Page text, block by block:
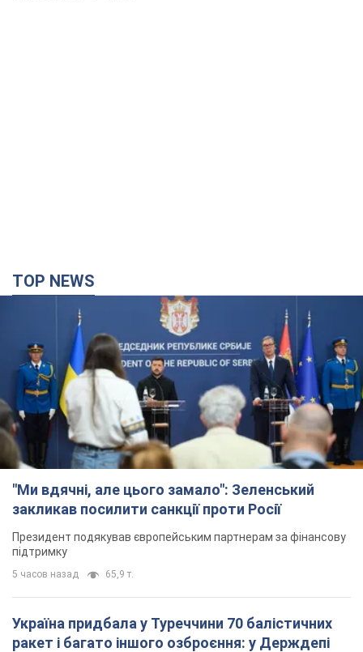
TOP NEWS
"Ми вдячні, але цього замало": Зеленський
закликав посилити санкції проти Росії
Президент подякував європейським партнерам за фінансову
підтримку
5 часов назад 65,9 т.
Україна придбала у Туреччини 70 балістичних
ракет і багато іншого озброєння: у Держдепі